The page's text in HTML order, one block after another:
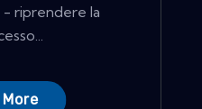
riprendere la